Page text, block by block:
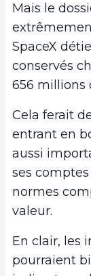
Mais le
SpaceX
conservés
656 millions
Cela ferait
entrant en
aussi
ses
normes
valeur.
En clair, les
pourraient